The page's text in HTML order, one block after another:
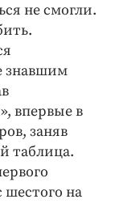
не смогли.
знавшим
впервые в
заняв
таблица.
шестого на